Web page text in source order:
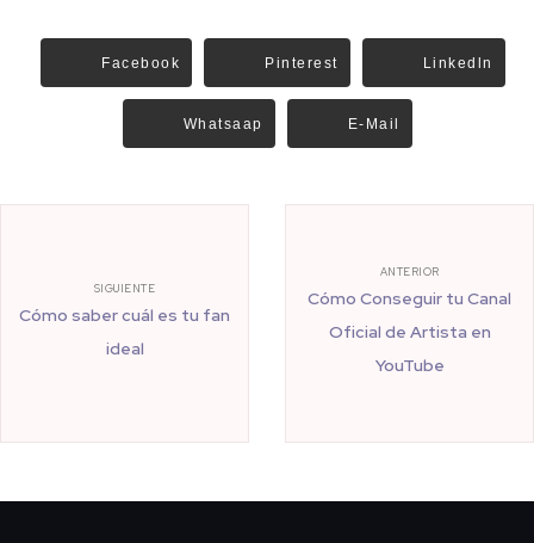
Facebook Pinterest Linkedln
Whatsaap E-Mail
SIGUIENTE
Cómo saber cuál es tu fan
ideal
ANTERIOR
Cómo Conseguir tu Canal
Oficial de Artista en
YouTube